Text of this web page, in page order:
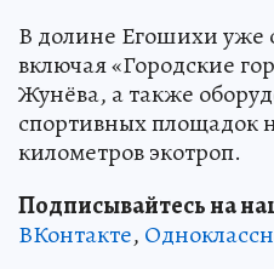
В долине Егошихи уже
включая «Городские
Жунёва, а также
спортивных площадок
километров экотроп.
Подписывайтесь на
ВКонтакте,